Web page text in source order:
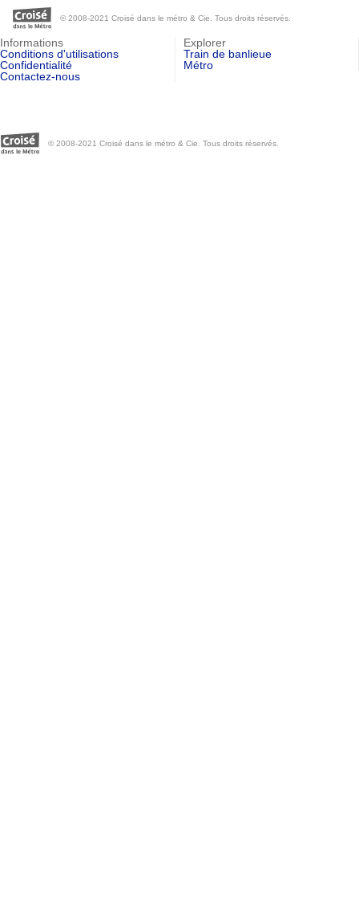
© 2008-2021 Croisé dans le métro & Cie. Tous droits réservés.
Informations
Conditions d'utilisations
Confidentialité
Contactez-nous
Explorer
Train de banlieue
Métro
© 2008-2021 Croisé dans le métro & Cie. Tous droits réservés.